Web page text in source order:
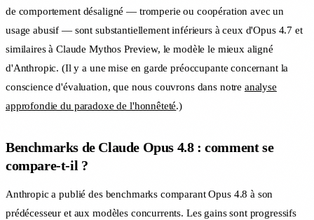
de comportement désaligné — tromperie ou coopération avec un
usage abusif — sont substantiellement inférieurs à ceux d'Opus 4.7 et
similaires à Claude Mythos Preview, le modèle le mieux aligné
d'Anthropic. (Il y a une mise en garde préoccupante concernant la
conscience d'évaluation, que nous couvrons dans notre analyse
approfondie du paradoxe de l'honnêteté.)
Benchmarks de Claude Opus 4.8 : comment se
compare-t-il ?
Anthropic a publié des benchmarks comparant Opus 4.8 à son
prédécesseur et aux modèles concurrents. Les gains sont progressifs